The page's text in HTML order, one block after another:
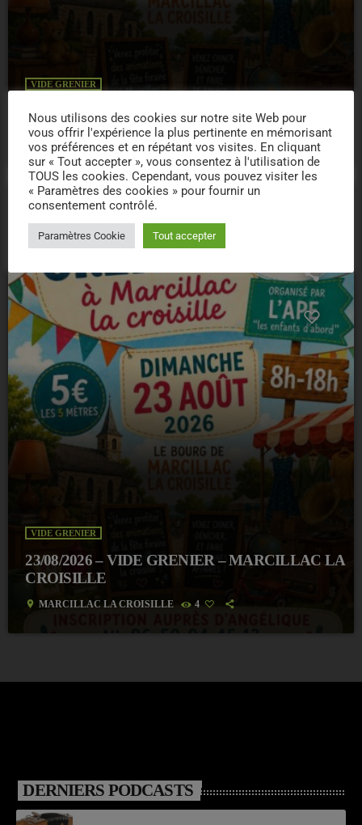
VIDE GRENIER
23/08/2026 – VIDE GRENIER – MARCILLAC
location_on MARCILLAC LA CROISILLE 5
VIDE GRENIER
23/08/2026 – VIDE GRENIER – MARCILLAC LA
CROISILLE
location_on MARCILLAC LA CROISILLE 4
DERNIERS PODCASTS
Nous utilisons des cookies sur notre site Web pour
vous offrir l'expérience la plus pertinente en mémorisant
vos préférences et en répétant vos visites. En cliquant
sur « Tout accepter », vous consentez à l'utilisation de
TOUS les cookies. Cependant, vous pouvez visiter les
« Paramètres des cookies » pour fournir un
consentement contrôlé.
Paramètres Cookie Tout accepter